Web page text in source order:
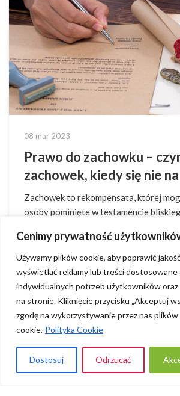
Cenimy prywatność
Używamy plików cookie, aby poprawić
wyświetlać reklamy lub treści dostosowane
indywidualnych potrzeb użytkowników oraz
na stronie. Kliknięcie przycisku „Akceptuj
zgodę na wykorzystywanie przez nas plików
cookie. Polityka Cookie
Dostosuj Odrzucać
08 mar 2023
Prawo do zachowku –
zachowek, kiedy się nie
Zachowek to rekompensata, której
osoby pominięte w testamencie
785 936 179